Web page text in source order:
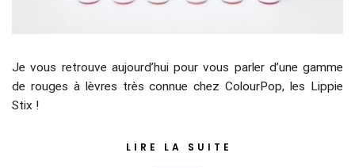
Je vous retrouve aujourd’hui pour vous parler d’une gamme
de rouges à lèvres très connue chez ColourPop, les Lippie
Stix !
LIRE LA SUITE